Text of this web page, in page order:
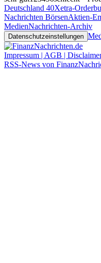
Deutschland 40Xetra-
Nachrichten BörsenAktien-
MedienNachrichten-Archiv
Datenschutzeinstellungen
Impressum | AGB |
RSS-News von